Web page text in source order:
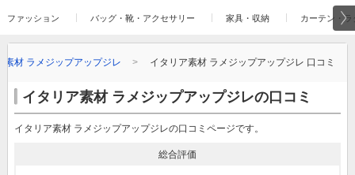
ファッション バッグ・靴・アクセサリー 家具・収納 カーテン・
素材 ラメジップアップジレ イタリア素材 ラメジップアップジレ 口コミ
イタリア素材 ラメジップアップジレの口コミ
イタリア素材 ラメジップアップジレの口コミページです。
総合評価